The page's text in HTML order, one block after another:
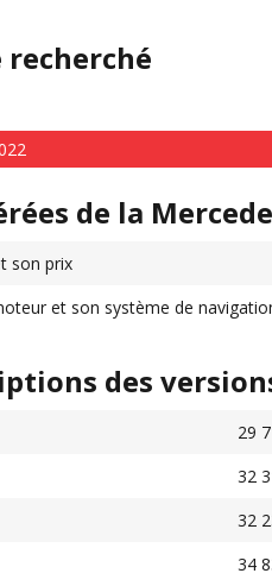
recherché
de la
son prix
et son système de
des
29
32
32
34